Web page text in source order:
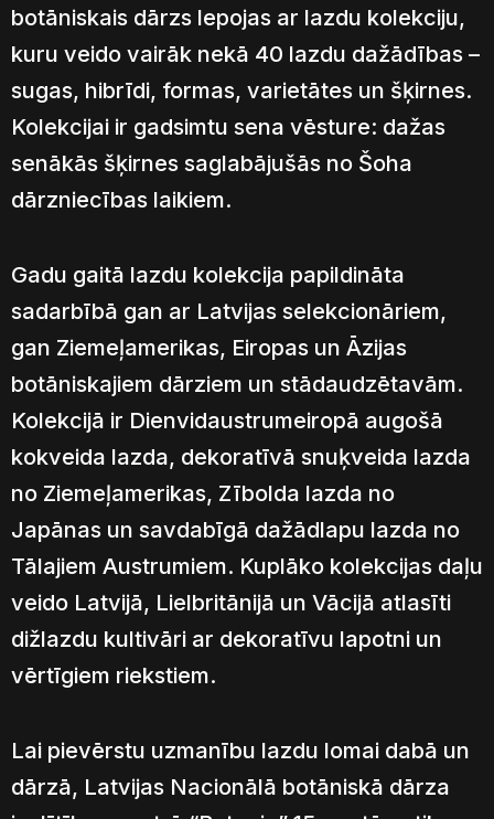
botāniskais dārzs lepojas ar lazdu kolekciju,
kuru veido vairāk nekā 40 lazdu dažādības –
sugas, hibrīdi, formas, varietātes un šķirnes.
Kolekcijai ir gadsimtu sena vēsture: dažas
senākās šķirnes saglabājušās no Šoha
dārzniecības laikiem.
Gadu gaitā lazdu kolekcija papildināta
sadarbībā gan ar Latvijas selekcionāriem,
gan Ziemeļamerikas, Eiropas un Āzijas
botāniskajiem dārziem un stādaudzētavām.
Kolekcijā ir Dienvidaustrumeiropā augošā
kokveida lazda, dekoratīvā snuķveida lazda
no Ziemeļamerikas, Zībolda lazda no
Japānas un savdabīgā dažādlapu lazda no
Tālajiem Austrumiem. Kuplāko kolekcijas daļu
veido Latvijā, Lielbritānijā un Vācijā atlasīti
dižlazdu kultivāri ar dekoratīvu lapotni un
vērtīgiem riekstiem.
Lai pievērstu uzmanību lazdu lomai dabā un
dārzā, Latvijas Nacionālā botāniskā dārza